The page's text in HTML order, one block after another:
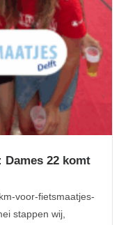
Dames 22 komt
voor-fietsmaatjes-
stappen wij,